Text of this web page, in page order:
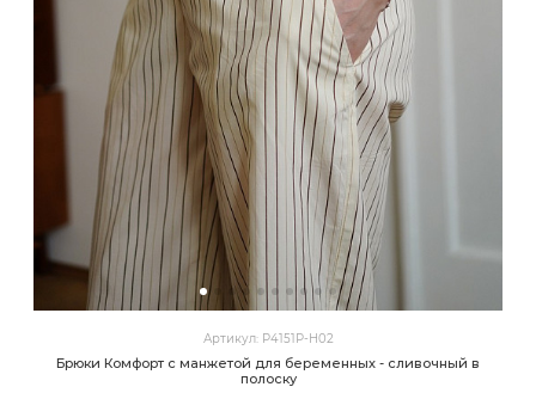
Артикул: P4151P-H02
Брюки Комфорт с манжетой для беременных - сливочный в
полоску